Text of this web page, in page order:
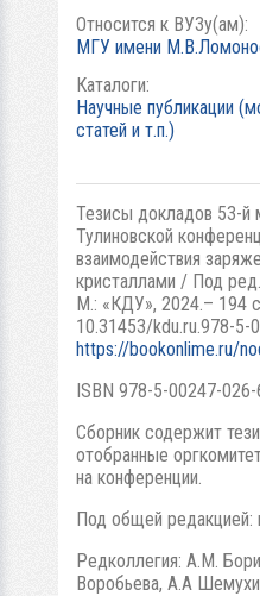
Относится к ВУЗу(ам):
МГУ имени
Каталоги:
Научные публикации
статей и т.п.)
Тезисы докладов 53-й
Тулиновской
взаимодействия
кристаллами / Под
М.: «КДУ», 2024.– 194
10.31453/kdu.ru.978-
https://bookonlime.ru/
ISBN 978-5-00247-026-
Сборник содержит
отобранные
на конференции.
Под общей редакцией:
Редколлегия: А.М.
Воробьева, А.А